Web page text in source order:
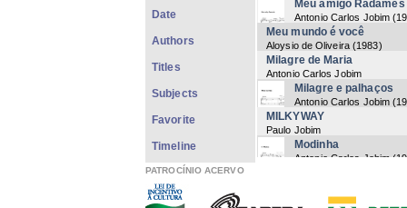
Meu amigo Radamés
Antonio Carlos Jobim (
Meu mundo é você
Aloysio de Oliveira (1983)
Milagre de Maria
Antonio Carlos Jobim
Milagre e palhaços
Antonio Carlos Jobim (
MILKYWAY
Paulo Jobim
Modinha
Antonio Carlos Jobim (
MONKEYS ON THE EDGE
Date
Authors
Titles
Subjects
Favorite
Timeline
PATROCÍNIO ACERVO